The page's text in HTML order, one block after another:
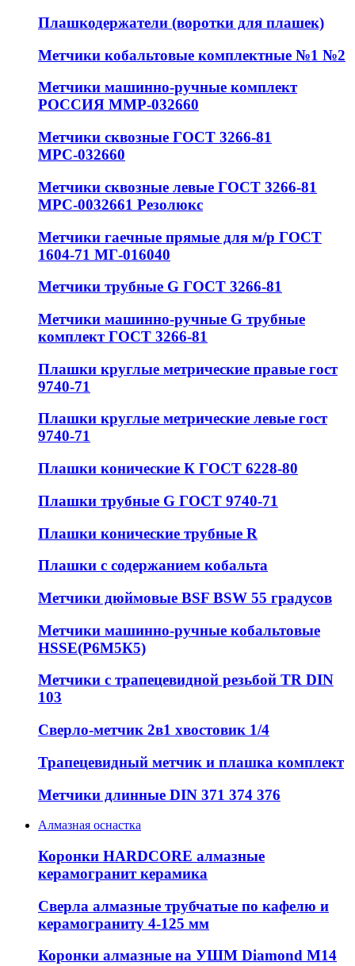
Плашкодержатели (воротки для плашек)
Метчики кобальтовые комплектные №1 №2
Метчики машинно-ручные комплект
РОССИЯ ММР-032660
Метчики сквозные ГОСТ 3266-81
МРС-032660
Метчики сквозные левые ГОСТ 3266-81
МРС-0032661 Резолюкс
Метчики гаечные прямые для м/р ГОСТ
1604-71 МГ-016040
Метчики трубные G ГОСТ 3266-81
Метчики машинно-ручные G трубные
комплект ГОСТ 3266-81
Плашки круглые метрические правые гост
9740-71
Плашки круглые метрические левые гост
9740-71
Плашки конические К ГОСТ 6228-80
Плашки трубные G ГОСТ 9740-71
Плашки конические трубные R
Плашки с содержанием кобальта
Метчики дюймовые BSF BSW 55 градусов
Метчики машинно-ручные кобальтовые
HSSE(Р6М5К5)
Метчики с трапецевидной резьбой TR DIN
103
Сверло-метчик 2в1 хвостовик 1/4
Трапецевидный метчик и плашка комплект
Метчики длинные DIN 371 374 376
Алмазная оснастка
Коронки HARDCORE алмазные
керамогранит керамика
Сверла алмазные трубчатые по кафелю и
керамограниту 4-125 мм
Коронки алмазные на УШМ Diamond М14